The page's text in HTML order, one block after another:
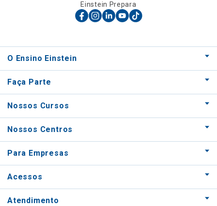
Einstein Prepara
O Ensino Einstein
Faça Parte
Nossos Cursos
Nossos Centros
Para Empresas
Acessos
Atendimento